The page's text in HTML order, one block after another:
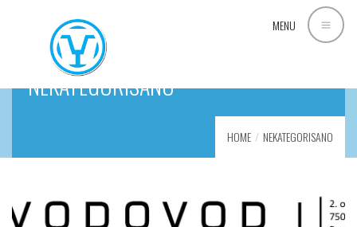
MENU
NEKATEGORISANO
HOME NEKATEGORISANO